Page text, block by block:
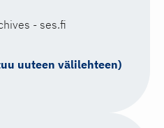
- ses.fi
uuteen välilehteen)